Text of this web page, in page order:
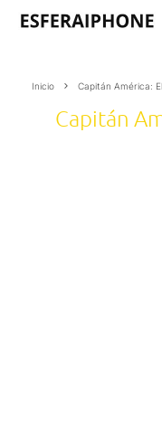
Inicio Capitán América:
Capitán